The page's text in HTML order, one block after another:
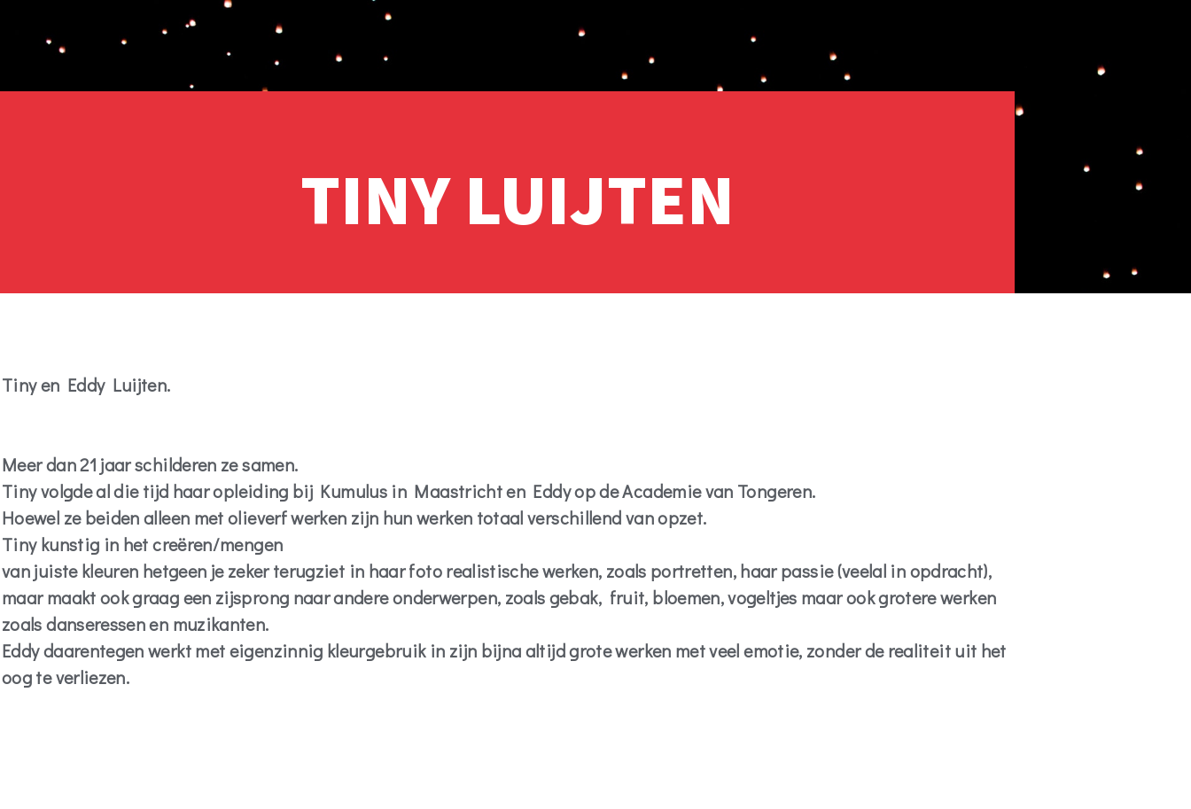
TINY LUIJTEN
Tiny en Eddy Luijten.
Meer dan 21 jaar schilderen ze samen.
Tiny volgde al die tijd haar opleiding bij Kumulus in Maastricht en Eddy op de Academie van Tongeren.
Hoewel ze beiden alleen met olieverf werken zijn hun werken totaal verschillend van opzet.
Tiny kunstig in het creëren/mengen
van juiste kleuren hetgeen je zeker terugziet in haar foto realistische werken, zoals portretten, haar passie (veelal in opdracht),
maar maakt ook graag een zijsprong naar andere onderwerpen, zoals gebak, fruit, bloemen, vogeltjes maar ook grotere werken
zoals danseressen en muzikanten.
Eddy daarentegen werkt met eigenzinnig kleurgebruik in zijn bijna altijd grote werken met veel emotie, zonder de realiteit uit het
oog te verliezen.